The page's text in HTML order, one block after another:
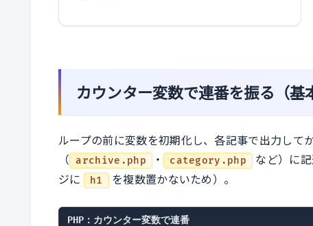
カウンター変数で連番を振る（基
ループの前に変数を初期化し、各記事で出力して
（ archive.php ・ category.php など）に記
ジに
h1 を複数置かないため）。
PHP：カウンター変数で連番